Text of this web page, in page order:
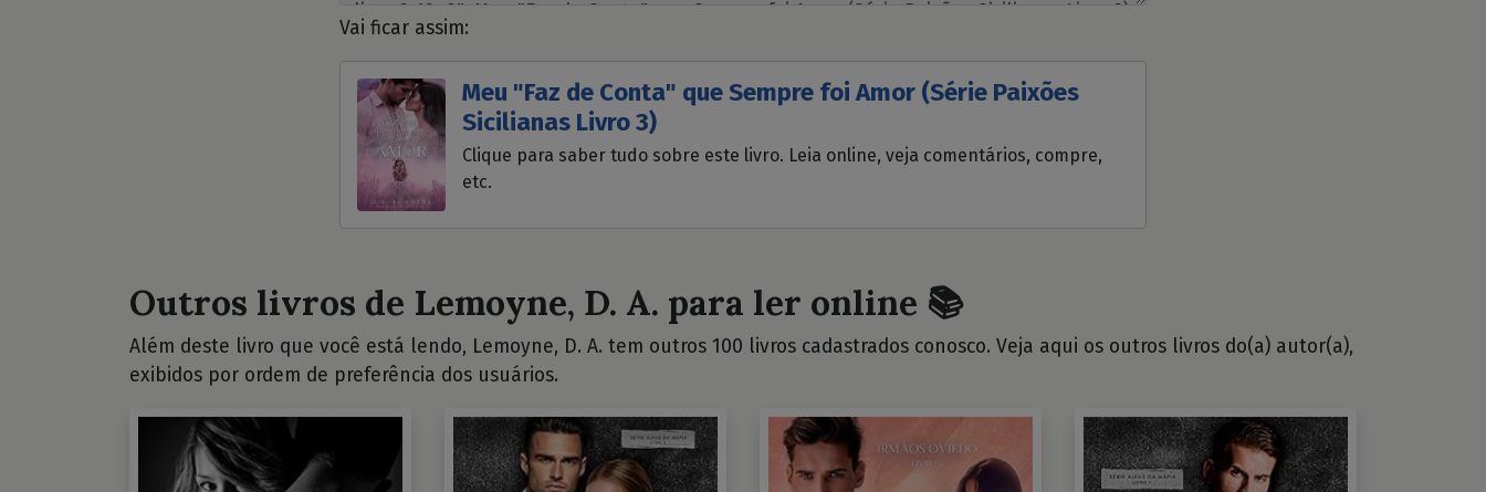
Vai ficar assim:
Meu "Faz de Conta" que Sempre foi Amor (Série Paixões
Sicilianas Livro 3)
Clique para saber tudo sobre este livro. Leia online, veja comentários, compre,
etc.
Outros livros de Lemoyne, D. A. para ler online 📚
Além deste livro que você está lendo, Lemoyne, D. A. tem outros 100 livros cadastrados conosco. Veja aqui os outros livros do(a) autor(a),
exibidos por ordem de preferência dos usuários.